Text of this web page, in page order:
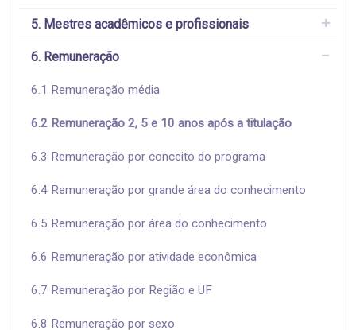
5. Mestres acadêmicos e profissionais
6. Remuneração
6.1 Remuneração média
6.2 Remuneração 2, 5 e 10 anos após a titulação
6.3 Remuneração por conceito do programa
6.4 Remuneração por grande área do conhecimento
6.5 Remuneração por área do conhecimento
6.6 Remuneração por atividade econômica
6.7 Remuneração por Região e UF
6.8 Remuneração por sexo